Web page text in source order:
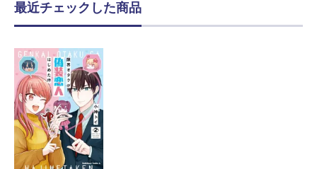
最近チェックした商品